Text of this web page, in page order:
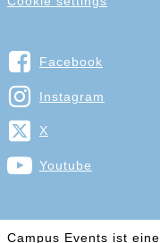
Facebook
Instagram
X
Youtube
Campus Events ist eine